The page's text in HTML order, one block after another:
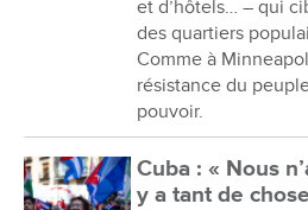
et d’hôtels… – qui
des quartiers
Comme à
résistance du
pouvoir.
Cuba : « Nous
y a tant de